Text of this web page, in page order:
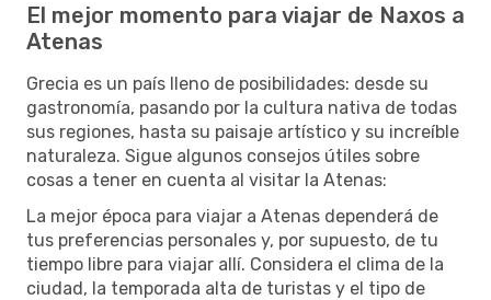
El mejor momento para viajar de Naxos a
Atenas
Grecia es un país lleno de posibilidades: desde su
gastronomía, pasando por la cultura nativa de todas
sus regiones, hasta su paisaje artístico y su increíble
naturaleza. Sigue algunos consejos útiles sobre
cosas a tener en cuenta al visitar la Atenas:
La mejor época para viajar a Atenas dependerá de
tus preferencias personales y, por supuesto, de tu
tiempo libre para viajar allí. Considera el clima de la
ciudad, la temporada alta de turistas y el tipo de